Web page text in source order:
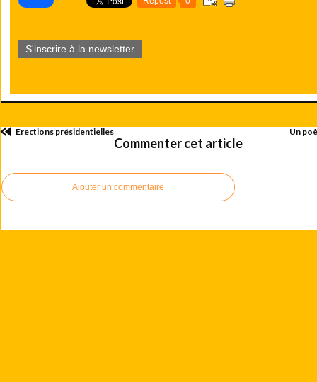
S'inscrire à la newsletter
Erections présidentielles Un
Commenter cet article
Ajouter un commentaire